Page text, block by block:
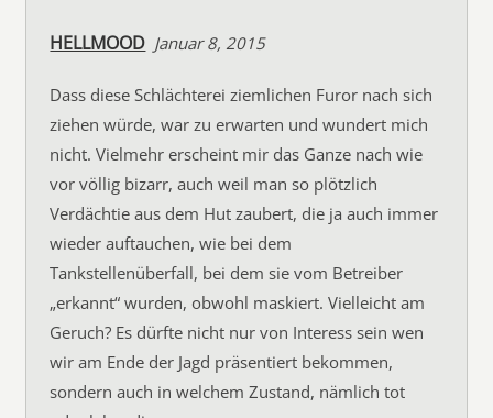
HELLMOOD Januar 8, 2015
Dass diese Schlächterei ziemlichen Furor nach sich
ziehen würde, war zu erwarten und wundert mich
nicht. Vielmehr erscheint mir das Ganze nach wie
vor völlig bizarr, auch weil man so plötzlich
Verdächtie aus dem Hut zaubert, die ja auch immer
wieder auftauchen, wie bei dem
Tankstellenüberfall, bei dem sie vom Betreiber
„erkannt“ wurden, obwohl maskiert. Vielleicht am
Geruch? Es dürfte nicht nur von Interess sein wen
wir am Ende der Jagd präsentiert bekommen,
sondern auch in welchem Zustand, nämlich tot